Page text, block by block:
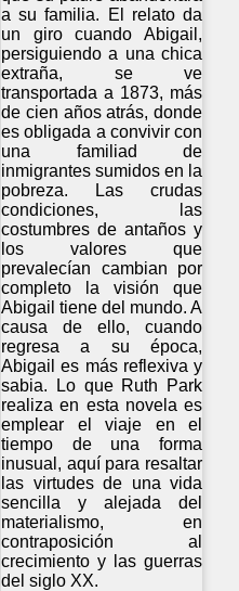
a su familia. El relato da
un giro cuando Abigail,
persiguiendo a una chica
extraña, se ve
transportada a 1873, más
de cien años atrás, donde
es obligada a convivir con
una familiad de
inmigrantes sumidos en la
pobreza. Las crudas
condiciones, las
costumbres de antaños y
los valores que
prevalecían cambian por
completo la visión que
Abigail tiene del mundo. A
causa de ello, cuando
regresa a su época,
Abigail es más reflexiva y
sabia. Lo que Ruth Park
realiza en esta novela es
emplear el viaje en el
tiempo de una forma
inusual, aquí para resaltar
las virtudes de una vida
sencilla y alejada del
materialismo, en
contraposición al
crecimiento y las guerras
del siglo XX.